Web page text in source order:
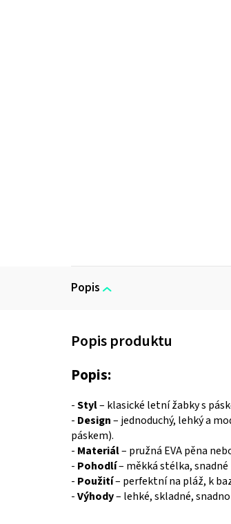
Popis
Popis:
-Styl– klasické letní žabky s
- Design– jednoduchý, lehký a
páskem).
- Materiál– pružná EVA pěna
- Pohodlí– měkká stélka,
- Použití– perfektní na pláž, k
-Výhody– lehké, skladné,